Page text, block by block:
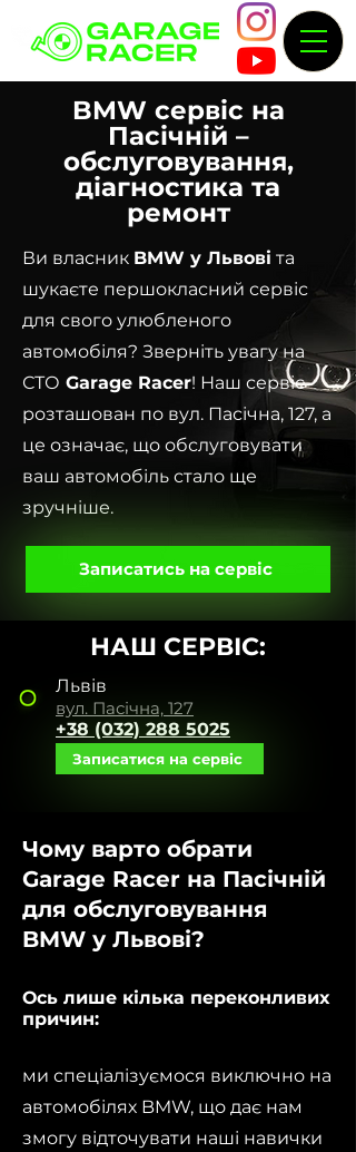
BMW сервіс на
Пасічній –
обслуговування,
діагностика та
ремонт
Ви власник BMW у Львові та
шукаєте першокласний сервіс
для свого улюбленого
автомобіля? Зверніть увагу на
СТО Garage Racer! Наш сервіс
розташован по вул. Пасічна, 127, а
це означає, що обслуговувати
ваш автомобіль стало ще
зручніше.
Записатись на сервіс
НАШ СЕРВІС:
Львів
вул. Пасічна, 127
+38 (032) 288 5025
Записатися на сервіс
Чому варто обрати
Garage Racer на Пасічній
для обслуговування
BMW у Львові?
Ось лише кілька переконливих
причин:
ми спеціалізуємося виключно на
автомобілях BMW, що дає нам
змогу відточувати наші навички